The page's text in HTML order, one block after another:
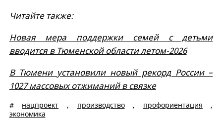
Читайте также:
Новая мера поддержки семей с детьми
вводится в Тюменской области летом-2026
В Тюмени установили новый рекорд России –
1027 массовых отжиманий в связке
# нацпроект , производство, профориентация ,
экономика